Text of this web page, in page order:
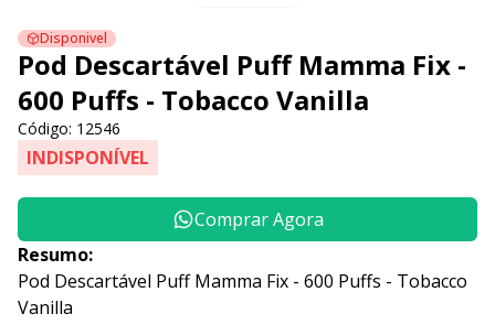
Disponivel
Pod Descartável Puff Mamma Fix -
600 Puffs - Tobacco Vanilla
Código: 12546
INDISPONÍVEL
Comprar Agora
Resumo:
Pod Descartável Puff Mamma Fix - 600 Puffs - Tobacco
Vanilla